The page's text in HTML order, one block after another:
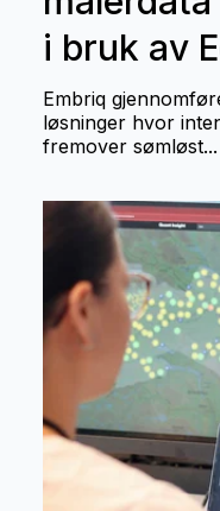
i bruk av
Embriq
løsninger hvor
fremover sømløst...